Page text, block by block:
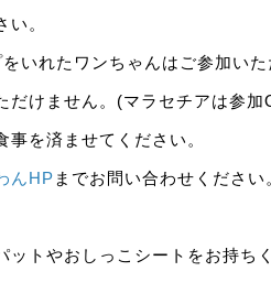
。
いれたワンちゃんはご参加いた
だけません。(マラセチアは参加
を済ませてください。
んHP までお問い合わせくださ
トやおしっこシートをお持ち